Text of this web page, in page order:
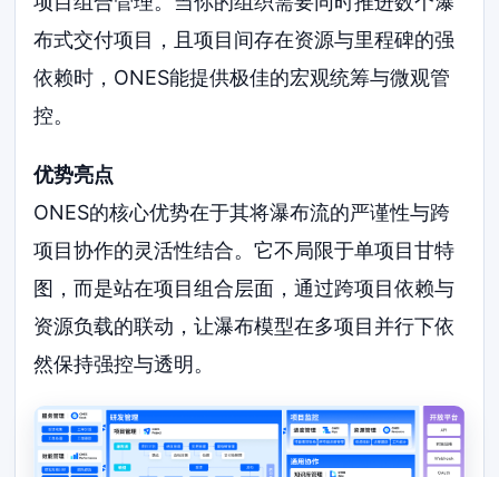
布式交付项目，且项目间存在资源与里程碑的强
依赖时，ONES能提供极佳的宏观统筹与微观管
控。
优势亮点
ONES的核心优势在于其将瀑布流的严谨性与跨
项目协作的灵活性结合。它不局限于单项目甘特
图，而是站在项目组合层面，通过跨项目依赖与
资源负载的联动，让瀑布模型在多项目并行下依
然保持强控与透明。